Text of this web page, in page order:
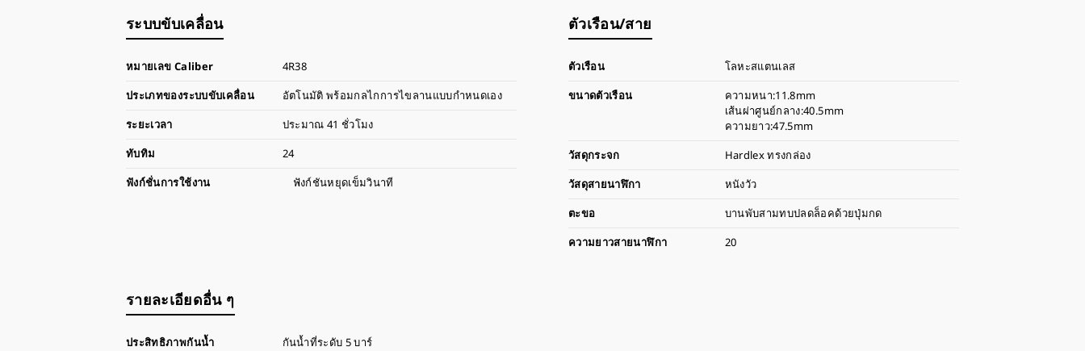
ระบบขับเคลื่อน
หมายเลข Caliber
4R38
ประเภทของระบบขับเคลื่อน
อัตโนมัติ พร้อมกลไกการไขลานแบบกำหนดเอง
ระยะเวลา
ประมาณ 41 ชั่วโมง
ทับทิม
24
ฟังก์ชั่นการใช้งาน
ฟังก์ชันหยุดเข็มวินาที
ตัวเรือน/สาย
ตัวเรือน
โลหะสแตนเลส
ขนาดตัวเรือน
ความหนา:11.8mm
เส้นผ่าศูนย์กลาง:40.5mm
ความยาว:47.5mm
วัสดุกระจก
Hardlex ทรงกล่อง
วัสดุสายนาฬิกา
หนังวัว
ตะขอ
บานพับสามทบปลดล็อคด้วยปุ่มกด
ความยาวสายนาฬิกา
20
รายละเอียดอื่น ๆ
ประสิทธิภาพกันน้ำ
กันน้ำที่ระดับ 5 บาร์